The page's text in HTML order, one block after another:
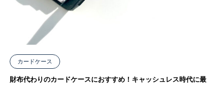
カードケース
財布代わりのカードケースにおすすめ！キャッシュレス時代に最